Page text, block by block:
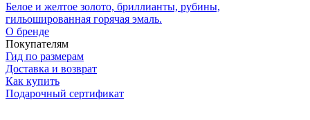
Белое и желтое золото, бриллианты, рубины,
гильошированная горячая эмаль.
О бренде
Покупателям
Гид по размерам
Доставка и возврат
Как купить
Подарочный сертификат